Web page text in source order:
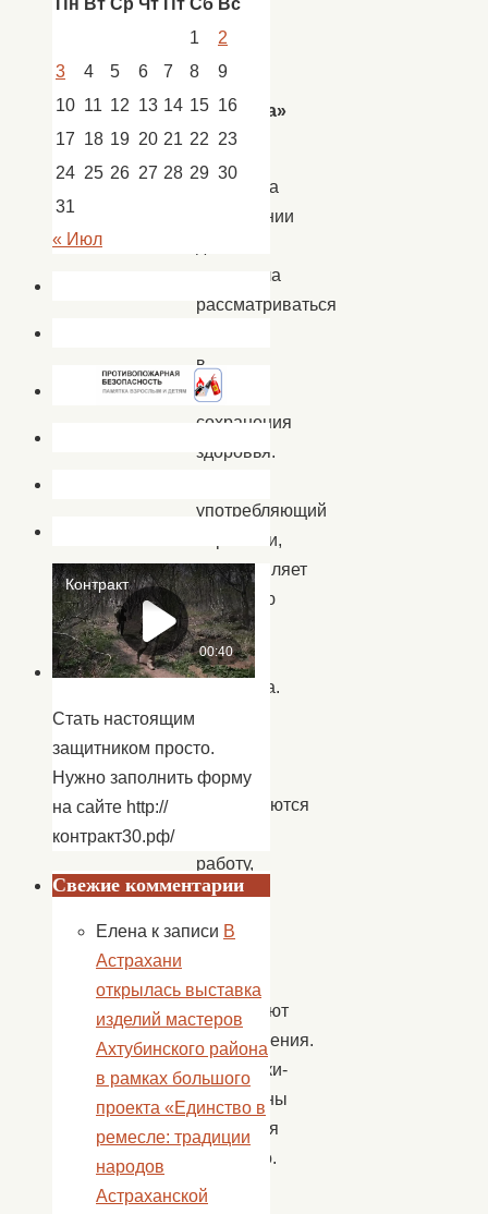
наркотика
наркобизнеса»
Проблема
наркомании
перестала
рассматриваться
в
аспекте
сохранения
здоровья.
употребляющий
наркотики,
представляет
реальную
угрозу
для
общества.
люди
не
устраиваются
работу,
обижают
родных
совершают
преступления.
Подростки-
наркоманы
лишаются
будущего.
В
Пн Вт Ср Чт Пт Сб Вс
1
2
3
4 5 6 7 8
9
10 11 12 13 14 15 16
17 18 19 20 21 22 23
24 25 26 27 28 29 30
31
« Июл
Стать настоящим
защитником просто.
Нужно заполнить форму
на сайте http://
контракт30.рф/
Свежие комментарии
Елена к записи В
Астрахани
открылась выставка
изделий мастеров
Ахтубинского района
в рамках большого
проекта «Единство в
ремесле: традиции
народов
Астраханской